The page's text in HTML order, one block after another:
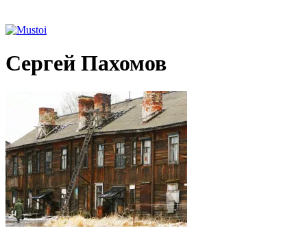
Сергей Пахомов